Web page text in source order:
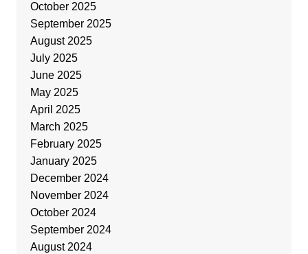
October 2025
September 2025
August 2025
July 2025
June 2025
May 2025
April 2025
March 2025
February 2025
January 2025
December 2024
November 2024
October 2024
September 2024
August 2024